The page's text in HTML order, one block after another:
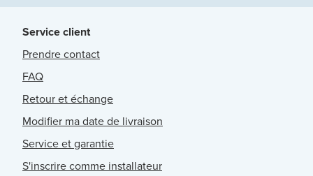
Service client
Prendre contact
FAQ
Retour et échange
Modifier ma date de livraison
Service et garantie
S'inscrire comme installateur